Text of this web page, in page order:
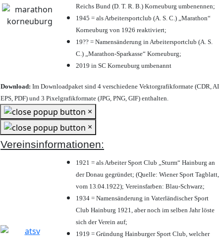
Reichs Bund (D. T. R. B.) Korneuburg umbenennen;
1945 = als Arbeitersportclub (A. S. C.) „Marathon“
Korneuburg von 1926 reaktiviert;
19?? = Namensänderung in Arbeitersportclub (A. S.
C.) „Marathon-Sparkasse“ Korneuburg;
2019 in SC Korneuburg umbenannt
Download: Im Downloadpaket sind 4 verschiedene Vektorgrafikformate (CDR, AI
EPS, PDF) und 3 Pixelgrafikformate (JPG, PNG, GIF) enthalten.
×
×
Vereinsinformationen:
1921 = als Arbeiter Sport Club „Sturm“ Hainburg an
der Donau gegründet; (Quelle: Wiener Sport Tagblatt,
vom 13.04.1922); Vereinsfarben: Blau-Schwarz;
1934 = Namensänderung in Vaterländischer Sport
Club Hainburg 1921, aber noch im selben Jahr löste
sich der Verein auf;
1919 = Gründung Hainburger Sport Club, welcher